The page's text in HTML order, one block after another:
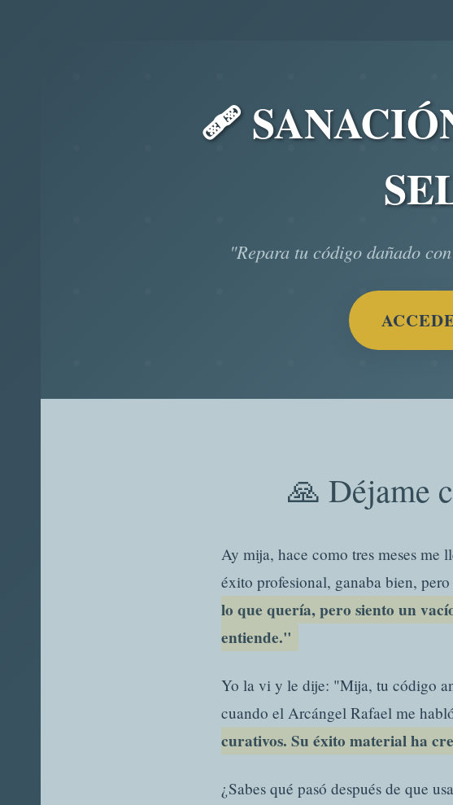
🩹
"Repara tu código dañado
🙏 Déjame
Ay mija, hace como tres meses me
éxito profesional, ganaba bien,
lo que quería, pero siento un
entiende."
Yo la vi y le dije: "Mija, tu código
cuando el Arcángel Rafael me
curativos. Su éxito material ha
¿Sabes qué pasó después de que